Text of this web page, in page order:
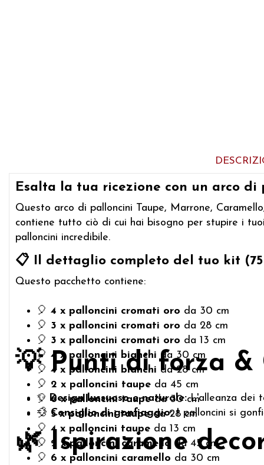
Esalta la tua ricezione con un arco di
Questo arco di palloncini Taupe, Marrone,
contiene tutto ciò di cui hai bisogno per stupire i
palloncini incredibile.
📋 Il dettaglio completo del tuo kit (75
Questo pacchetto contiene:
🎈 4 x palloncini cromati oro da 30 cm
🎈 3 x palloncini cromati oro da 28 cm
🎈 3 x palloncini cromati oro da 13 cm
🎈 4 x palloncini bianchi da 30 cm
🎈 4 x palloncini bianchi da 28 cm
🎈 2 x palloncini taupe da 45 cm
🎈6 x palloncini taupeda 30 cm
🎈 5 x palloncini taupeda 28 cm
🎈 4 x palloncini taupe da 13 cm
🎈 2 x palloncini caramello
da 45 cm
🎈 6 x palloncini caramello da 30 cm
💡 Punti di forza &
✨ Design lussuoso e naturale:L'alleanza dei
💨 Consiglio di gonfiaggio:I palloncini si
🌿 Ispirazione